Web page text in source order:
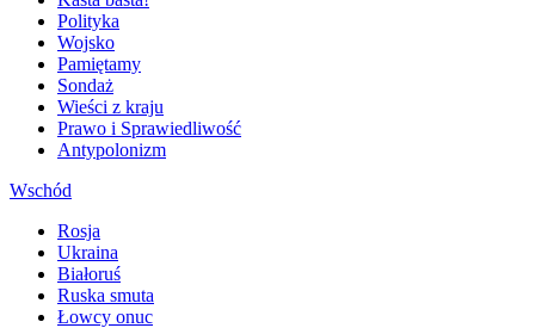
Polityka
Wojsko
Pamiętamy
Sondaż
Wieści z kraju
Prawo i Sprawiedliwość
Antypolonizm
Wschód
Rosja
Ukraina
Białoruś
Ruska smuta
Łowcy onuc